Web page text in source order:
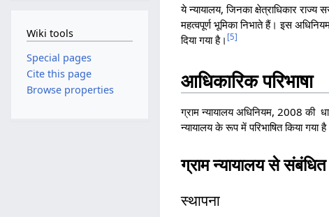
ये न्यायालय, जिनका क्षेत्राधिकार
महत्वपूर्ण भूमिका निभाते हैं। इस
दिया गया है। [5]
आधिकारिक परिभाषा
ग्राम न्यायालय अधिनियम, 2008 की
न्यायालय के रूप में परिभाषित किया गया
ग्राम न्यायालय से
स्थापना
Wiki tools
Special pages
Cite this page
Browse properties